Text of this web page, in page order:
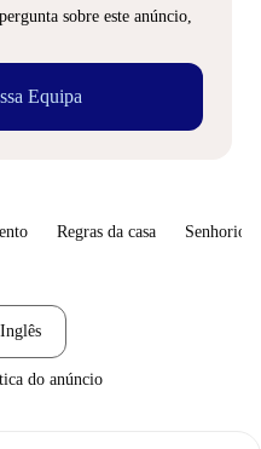
sobre este anúncio,
Equipa
Regras da casa Senhorio
do anúncio